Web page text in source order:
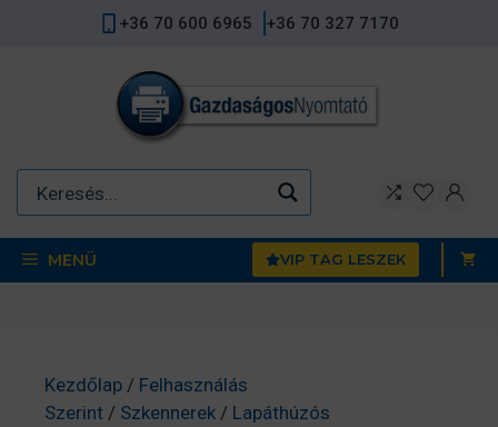
+36 70 600 6965 +36 70 327 7170
MENÜ VIP TAG LESZEK
Kezdőlap / Felhasználás
Szerint / Szkennerek / Lapáthúzós